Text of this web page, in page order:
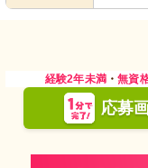
経験2年未満・無資
応募